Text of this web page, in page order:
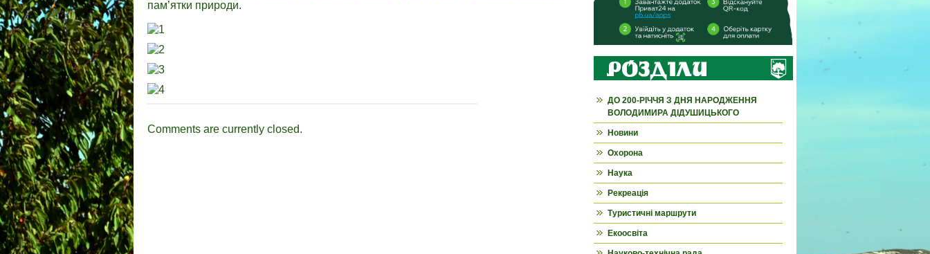
пам’ятки природи.
Comments are currently closed.
ДО 200-РІЧЧЯ З ДНЯ НАРОДЖЕННЯ
ВОЛОДИМИРА ДІДУШИЦЬКОГО
Новини
Охорона
Наука
Рекреація
Туристичні маршрути
Екоосвіта